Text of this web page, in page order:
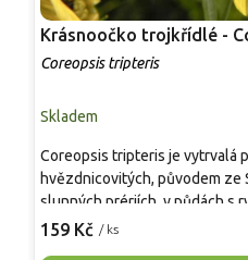
Krásnoočko trojkřídlé -
Coreopsis tripteris
Skladem
159 Kč / ks
Coreopsis tripteris je vytrvalá
hvězdnicovitých, původem ze
slunných prériích, v půdách s
zahradě tvoří štíhlé, přímé